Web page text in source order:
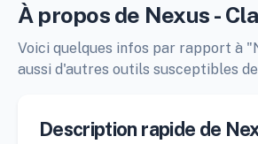
À propos de Nexus -
Voici quelques infos par rapport à
aussi d'autres outils susceptibles
Description rapide de